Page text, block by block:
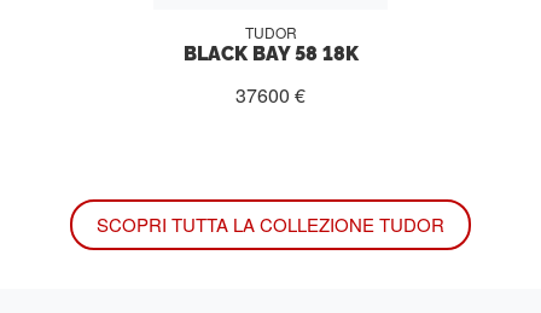
TUDOR
BLACK BAY 58 18K
37600 €
SCOPRI TUTTA LA COLLEZIONE TUDOR